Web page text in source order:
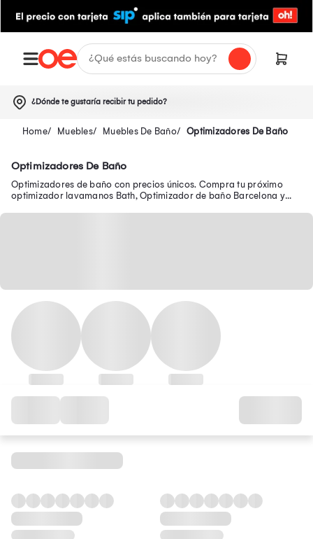
¿Dónde te gustaría recibir tu pedido?
Muebles Muebles De Baño Optimizadores De Baño
Optimizadores De Baño
Optimizadores de baño con precios únicos. Compra tu próximo
optimizador lavamanos Bath, Optimizador de baño Barcelona y